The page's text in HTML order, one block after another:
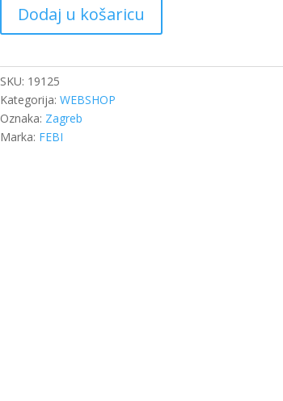
85x45x12/37
DIFEREN.
Dodaj u košaricu
SKU: 19125
Kategorija:WEBSHOP
Oznaka: Zagreb
Marka: FEBI